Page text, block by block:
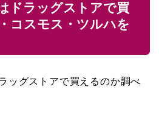
ドラッグストアで買
コスモス・ツルハを
ッグストアで買えるのか調べ